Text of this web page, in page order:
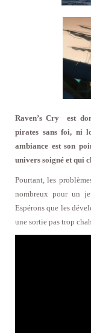
Raven’s Cry est
pirates sans foi, ni
ambiance est son
univers soigné et qui
Pourtant, les
nombreux pour un
Espérons que les
une sortie pas trop